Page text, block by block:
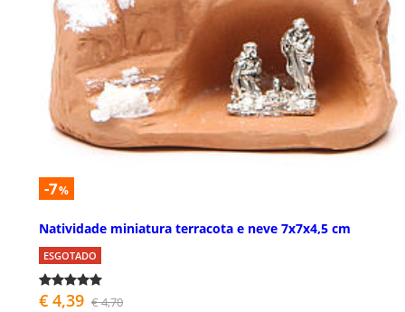
-7%
Natividade miniatura terracota e neve 7x7x4,5 cm
ESGOTADO
€ 4,39 € 4,70